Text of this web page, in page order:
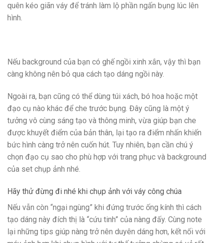
quên kéo giãn váy để tránh làm lộ phần ngấn bụng lúc lên
hình.
Nếu background của bạn có ghế ngồi xinh xắn, vậy thì bạn
càng không nên bỏ qua cách tạo dáng ngồi này.
Ngoài ra, bạn cũng có thể dùng túi xách, bó hoa hoặc một
đạo cụ nào khác để che trước bụng. Đây cũng là một ý
tưởng vô cùng sáng tạo và thông minh, vừa giúp bạn che
được khuyết điểm của bản thân, lại tạo ra điểm nhấn khiến
bức hình càng trở nên cuốn hút. Tuy nhiên, bạn cần chú ý
chọn đạo cụ sao cho phù hợp với trang phục và background
của set chụp ảnh nhé.
Hãy thử đừng đi nhé khi chụp ảnh với váy công chúa
Nếu vẫn còn “ngại ngùng” khi đứng trước ống kính thì cách
tạo dáng này đích thị là “cứu tinh” của nàng đấy. Cùng note
lại những tips giúp nàng trở nên duyên dáng hơn, kết nối với